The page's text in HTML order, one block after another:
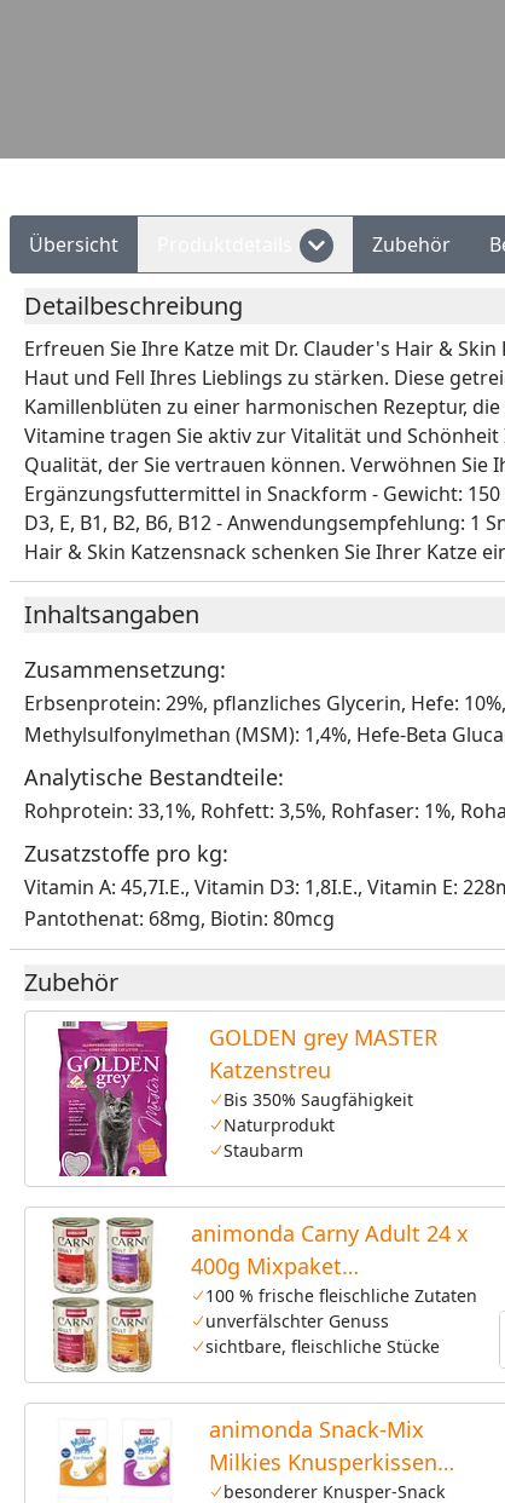
Übersicht Zubehör
Detailbeschreibung
Erfreuen Sie Ihre Katze mit Dr. Clauder's Hair &
Haut und Fell Ihres Lieblings zu stärken. Diese
Kamillenblüten zu einer harmonischen Rezeptur,
Vitamine tragen Sie aktiv zur Vitalität und
Qualität, der Sie vertrauen können. Verwöhnen
Ergänzungsfuttermittel in Snackform - Gewicht:
D3, E, B1, B2, B6, B12 - Anwendungsempfehlung:
Hair & Skin Katzensnack schenken Sie Ihrer Katze
Inhaltsangaben
Zusammensetzung:
Erbsenprotein: 29%, pflanzliches Glycerin, Hefe:
Methylsulfonylmethan (MSM): 1,4%, Hefe-Beta
Analytische Bestandteile:
Rohprotein: 33,1%, Rohfett: 3,5%, Rohfaser: 1%,
Zusatzstoffe pro kg:
Vitamin A: 45,7I.E., Vitamin D3: 1,8I.E., Vitamin E:
Pantothenat: 68mg, Biotin: 80mcg
Zubehör
GOLDEN grey MASTER
Katzenstreu
Bis 350% Saugfähigkeit
Naturprodukt
Staubarm
animonda Carny Adult 24 x
400g Mixpaket
(Rind&Lamm,
Rind&Huhn,Rind,Rind&Herz)
Katzennassfutter
100 % frische fleischliche Zutaten
unverfälschter Genuss
sichtbare, fleischliche Stücke
animonda Snack-Mix
Milkies Knusperkissen
4x120g Katzensnack
besonderer Knusper-Snack